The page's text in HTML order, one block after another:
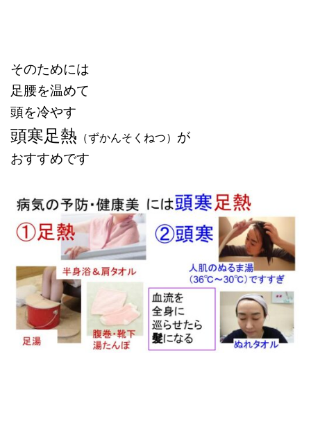
そのためには
足腰を温めて
頭を冷やす
頭寒足熱 （ずかんそくねつ） が
おすすめです